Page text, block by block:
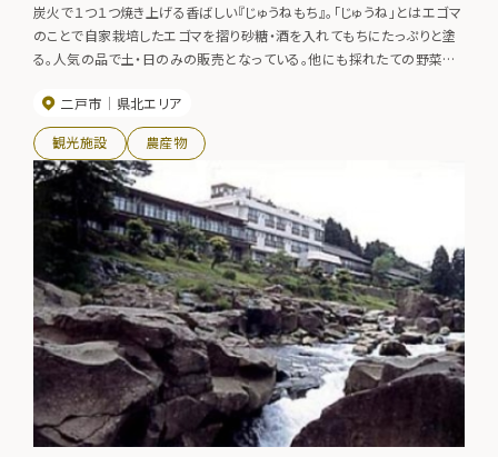
炭火で１つ１つ焼き上げる香ばしい『じゅうねもち』。「じゅうね」とはエゴマ
のことで自家栽培したエゴマを摺り砂糖・酒を入れてもちにたっぷりと塗
る。人気の品で土・日のみの販売となっている。他にも採れたての野菜な
二戸市
県北エリア
観光施設 農産物